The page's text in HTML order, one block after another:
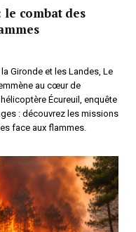
combat des
Gironde et les Landes, Le
au cœur de
Écureuil, enquête
: découvrez les missions
face aux flammes.